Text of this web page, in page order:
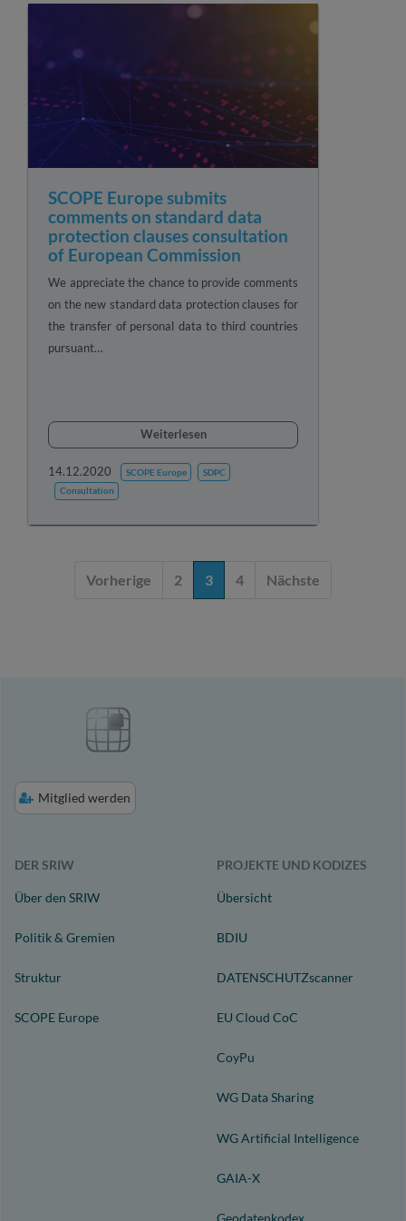
SCOPE Europe submits
comments on standard data
protection clauses consultation
of European Commission
We appreciate the chance to provide comments
on the new standard data protection clauses for
the transfer of personal data to third countries
pursuant…
Weiterlesen
14.12.2020 SCOPE Europe
SDPC
Consultation
Vorherige 2 3 4 Nächste
Mitglied werden
DER SRIW
Über den SRIW
Politik & Gremien
Struktur
SCOPE Europe
PROJEKTE UND KODIZES
Übersicht
BDIU
DATENSCHUTZscanner
EU Cloud CoC
CoyPu
WG Data Sharing
WG Artificial Intelligence
GAIA-X
Geodatenkodex